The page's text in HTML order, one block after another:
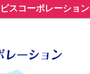
スコーポレーション